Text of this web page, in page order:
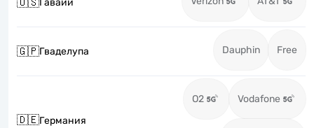
Гавайи
🇬🇵Гваделупа Dauphin Free
🇩🇪Германия
O2 Vodafone